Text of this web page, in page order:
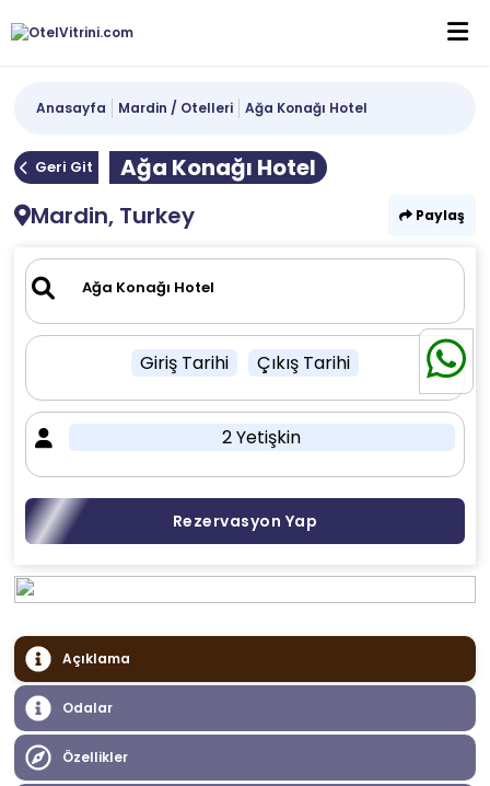
Anasayfa Mardin / Otelleri Ağa Konağı Hotel
Geri Git
Ağa Konağı Hotel
Mardin, Turkey
Paylaş
Giriş Tarihi Çıkış Tarihi
2 Yetişkin
Rezervasyon Yap
Açıklama
Odalar
Özellikler